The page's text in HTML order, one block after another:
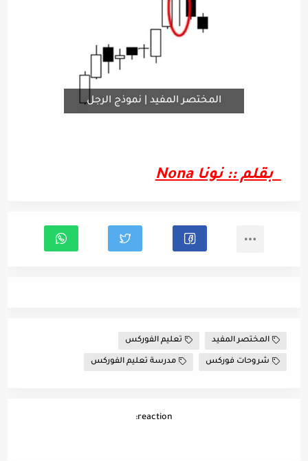
المختصر المفيد | نموذج الرجل
بقلم :: نونا Nona
المختصر المفيد تعليم الفوركس
شروحات فوركس مدرسة تعليم الفوركس
reaction: